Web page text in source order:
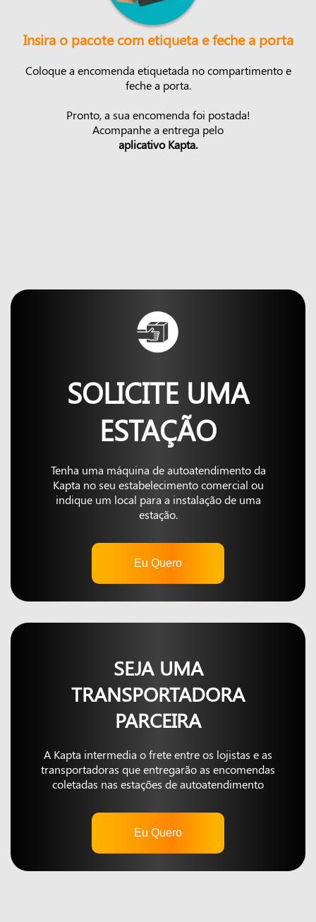
Insira o pacote com etiqueta e feche a porta
Coloque a encomenda etiquetada no compartimento e
feche a porta.
Pronto, a sua encomenda foi postada!
Acompanhe a entrega pelo
aplicativo Kapta.
SOLICITE UMA
ESTAÇÃO
Tenha uma máquina de autoatendimento da
Kapta no seu estabelecimento comercial ou
indique um local para a instalação de uma
estação.
Eu Quero
SEJA UMA
TRANSPORTADORA
PARCEIRA
A Kapta intermedia o frete entre os lojistas e as
transportadoras que entregarão as encomendas
coletadas nas estações de autoatendimento
Eu Quero